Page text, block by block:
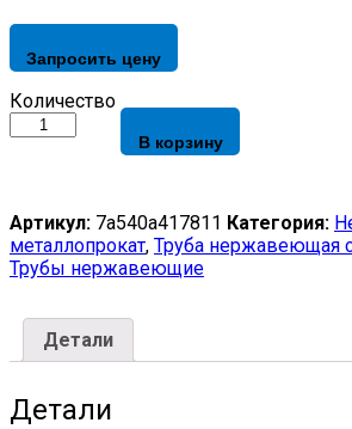
Запросить цену
Труба
сварная
нержавеющая
304
DIN
17457
60,3х1,6
Количество
В корзину
Артикул: 7a540a417811 Категория:
металлопрокат, Труба нержавеющая
Трубы нержавеющие
Детали
Детали